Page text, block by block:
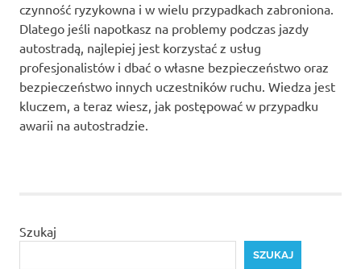
czynność ryzykowna i w wielu przypadkach zabroniona.
Dlatego jeśli napotkasz na problemy podczas jazdy
autostradą, najlepiej jest korzystać z usług
profesjonalistów i dbać o własne bezpieczeństwo oraz
bezpieczeństwo innych uczestników ruchu. Wiedza jest
kluczem, a teraz wiesz, jak postępować w przypadku
awarii na autostradzie.
Szukaj
SZUKAJ